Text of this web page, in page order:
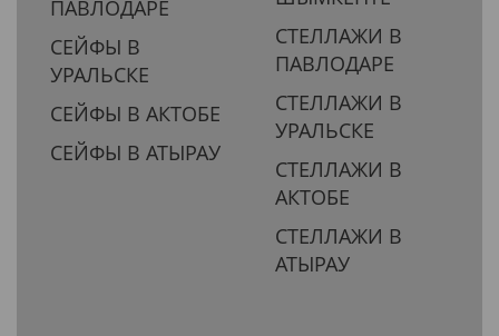
ПАВЛОДАРЕ
СЕЙФЫ В
УРАЛЬСКЕ
СЕЙФЫ В АКТОБЕ
СЕЙФЫ В АТЫРАУ
СТЕЛЛАЖИ В
ПАВЛОДАРЕ
СТЕЛЛАЖИ В
УРАЛЬСКЕ
СТЕЛЛАЖИ В
АКТОБЕ
СТЕЛЛАЖИ В
АТЫРАУ